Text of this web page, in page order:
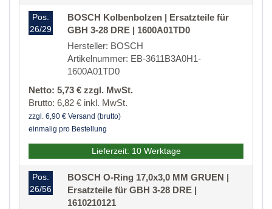
Pos.
26/29
BOSCH Kolbenbolzen | Ersatzteile für
GBH 3-28 DRE | 1600A01TD0
Hersteller: BOSCH
Artikelnummer: EB-3611B3A0H1-
1600A01TD0
Netto: 5,73 € zzgl. MwSt.
Brutto: 6,82 € inkl. MwSt.
zzgl. 6,90 € Versand (brutto)
einmalig pro Bestellung
Lieferzeit: 10 Werktage
Pos.
26/56
BOSCH O-Ring 17,0x3,0 MM GRUEN |
Ersatzteile für GBH 3-28 DRE |
1610210121